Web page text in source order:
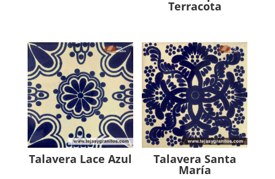
Terracota
Talavera Lace Azul Talavera Santa
María